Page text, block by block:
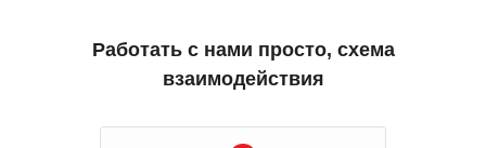
Работать с нами просто, схема
взаимодействия